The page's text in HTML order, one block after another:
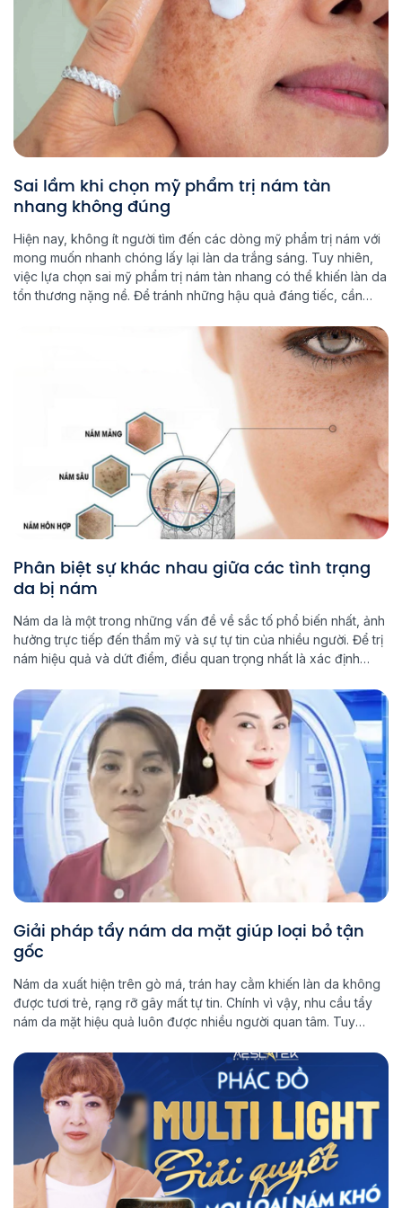
Sai lầm khi chọn mỹ phẩm trị nám tàn
nhang không đúng
Hiện nay, không ít người tìm đến các dòng mỹ phẩm trị nám với
mong muốn nhanh chóng lấy lại làn da trắng sáng. Tuy nhiên,
việc lựa chọn sai mỹ phẩm trị nám tàn nhang có thể khiến làn da
tổn thương nặng nề. Để tránh những hậu quả đáng tiếc, cần
Phân biệt sự khác nhau giữa các tình trạng
da bị nám
Nám da là một trong những vấn đề về sắc tố phổ biến nhất, ảnh
hưởng trực tiếp đến thẩm mỹ và sự tự tin của nhiều người. Để trị
nám hiệu quả và dứt điểm, điều quan trọng nhất là xác định
Giải pháp tẩy nám da mặt giúp loại bỏ tận
gốc
Nám da xuất hiện trên gò má, trán hay cằm khiến làn da không
được tươi trẻ, rạng rỡ gây mất tự tin. Chính vì vậy, nhu cầu tẩy
nám da mặt hiệu quả luôn được nhiều người quan tâm. Tuy
mong đợi […]